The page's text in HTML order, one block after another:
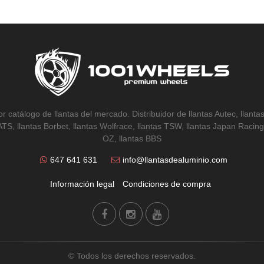
catálogo de llantas del mercado. Distribuidor de llantas Autec, llantas
llantas Borbet, llantas Wolfrace, llantas TSW, llantas Japan
OZ, llantas BBS
647 641 631 info@llantasdealuminio.com
Información legal Condiciones de compra
© Todos los derechos reservados.